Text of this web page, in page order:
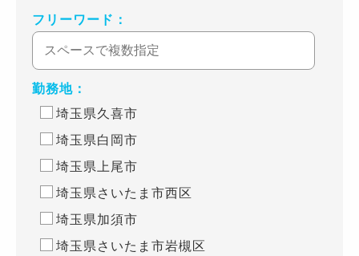
フリーワード：
勤務地：
埼玉県久喜市
埼玉県白岡市
埼玉県上尾市
埼玉県さいたま市西区
埼玉県加須市
埼玉県さいたま市岩槻区